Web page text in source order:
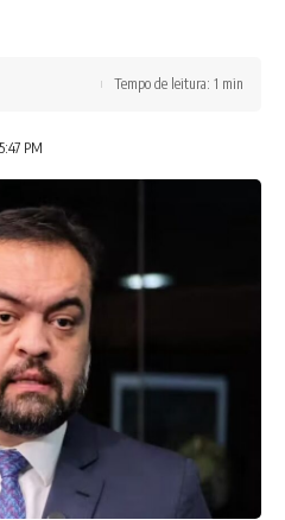
PM
Tempo de leitura: 1 min